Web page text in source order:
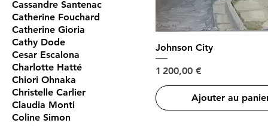
Cassandre Santenac
Catherine Fouchard
Catherine Gioria
Cathy Dode
Cesar Escalona
Charlotte Hatté
Chiori Ohnaka
Christelle Carlier
Claudia Monti
Coline Simon
Johnson City
Prix
1 200,00 €
Ajouter au